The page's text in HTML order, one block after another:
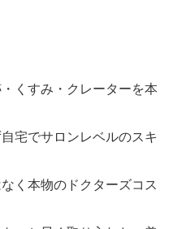
くすみ・クレーターを本
宅でサロンレベルのスキ
く本物のドクターズコス